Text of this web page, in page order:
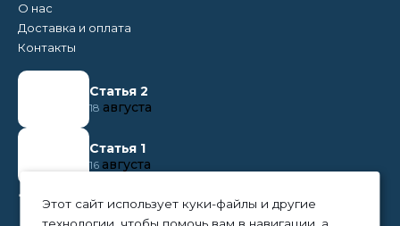
О нас
Доставка и оплата
Контакты
Статья 2
18 августа
Статья 1
16 августа
+7 (495) 374 50 95
Этот сайт использует куки-файлы и другие